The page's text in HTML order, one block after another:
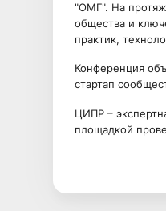
"ОМГ". На
общества и
практик,
Конференция
стартап
ЦИПР –
площадкой